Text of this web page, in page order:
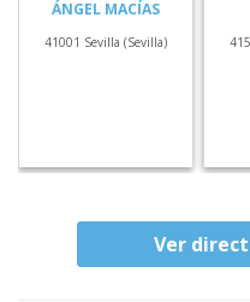
ÁNGEL MACÍAS
41001 Sevilla (Sevilla)
Ver